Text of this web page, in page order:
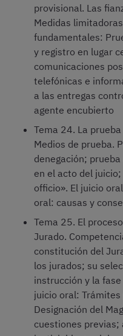
provisional. Las
Medidas
fundamentales:
y registro en lugar
comunicaciones
telefónicas e
a las entregas
agente encubierto
Tema 24. La
Medios de prueba.
denegación;
en el acto del
officio». El juicio
oral: causas y
Tema 25. El
Jurado.
constitución del
los jurados; su
instrucción y la
juicio oral:
Designación del
cuestiones previas;